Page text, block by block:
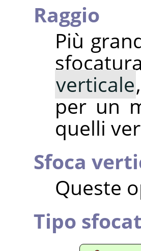
Raggio
Più
verticale
per un
quelli
Sfoca
Queste
Tipo